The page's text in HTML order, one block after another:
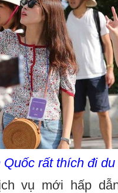
Quốc rất thích đi
vụ mới hấp